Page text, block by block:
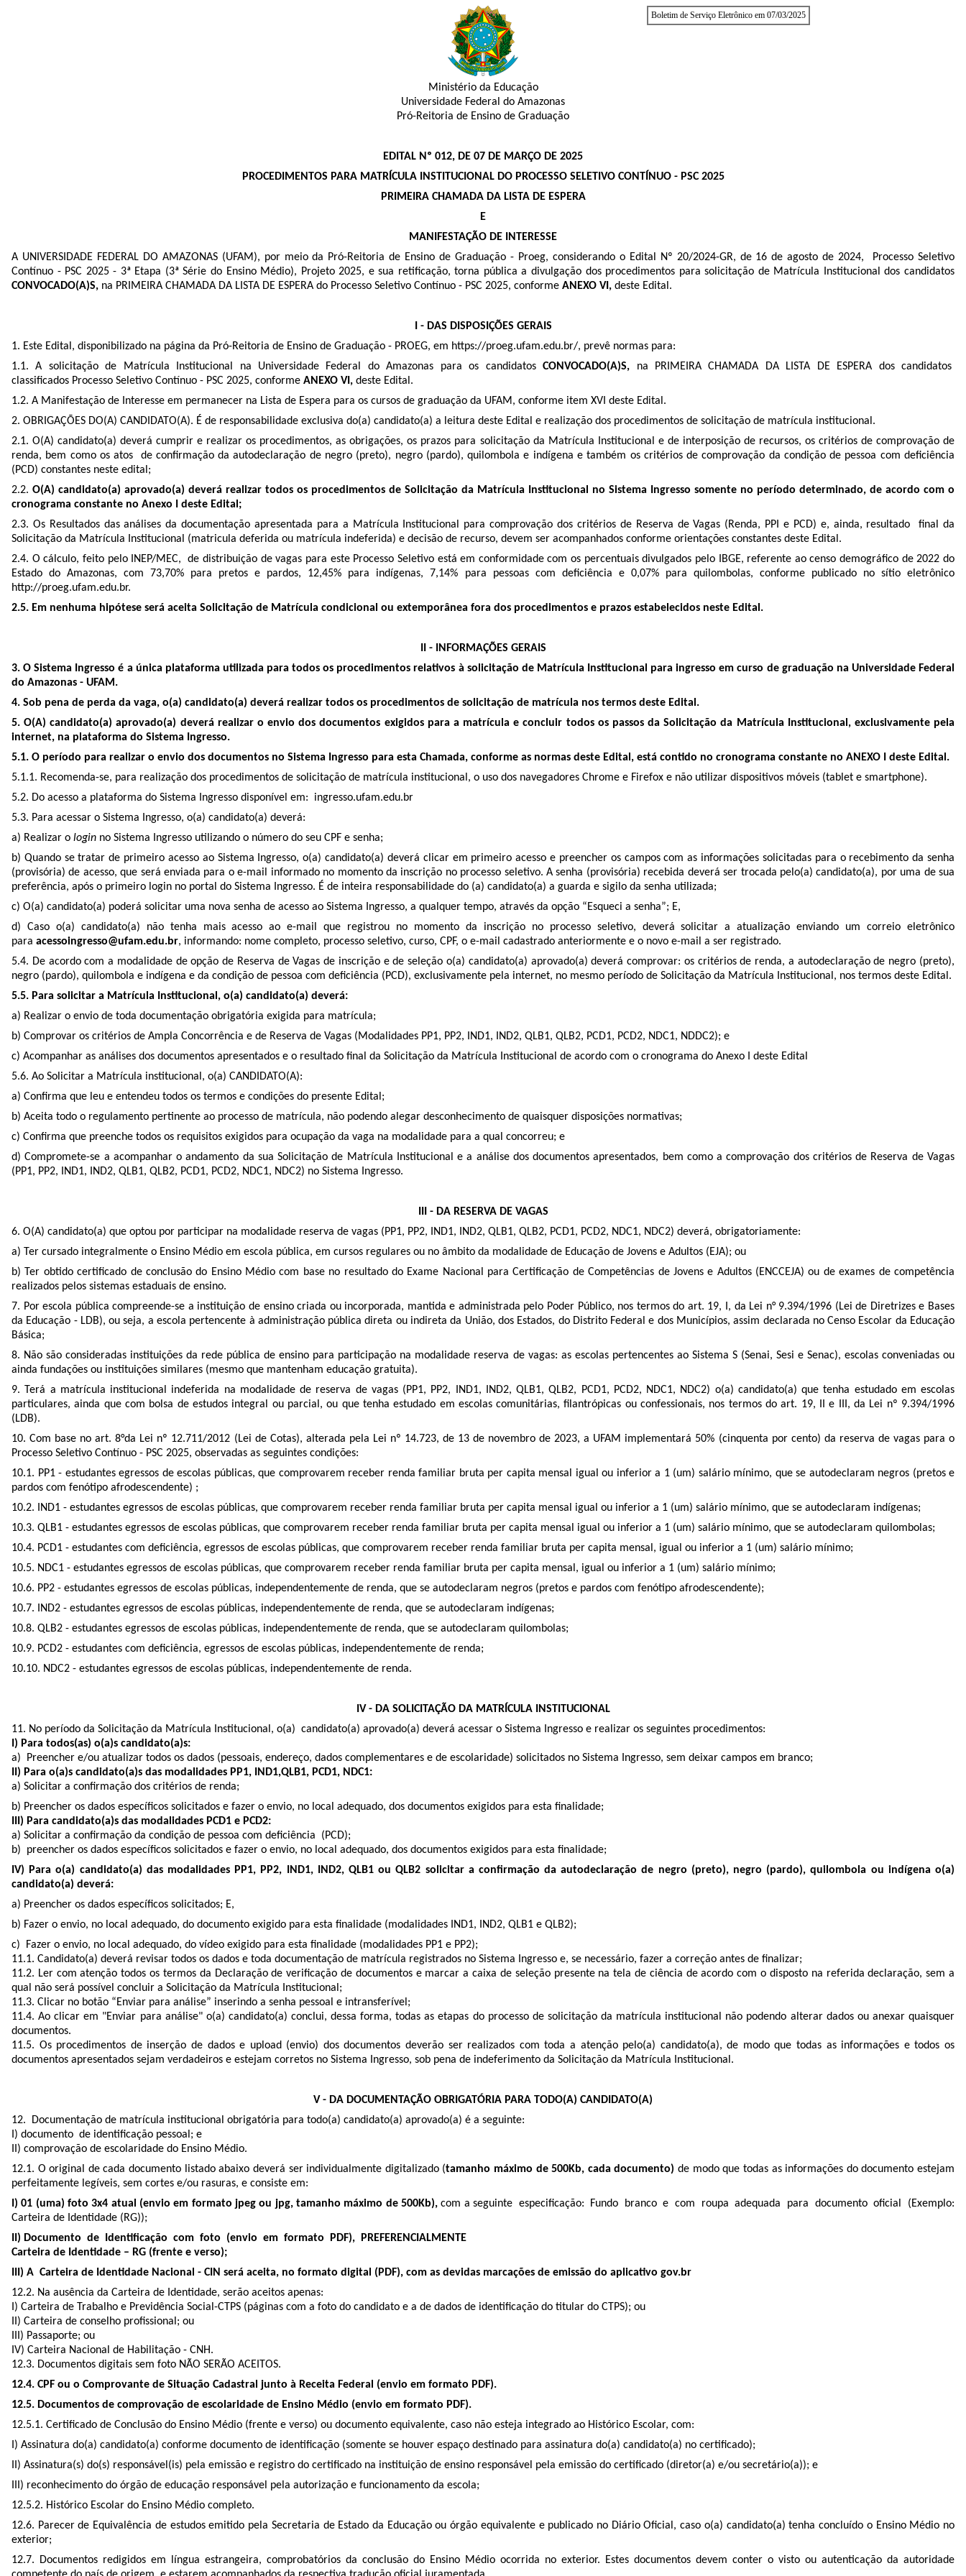
Boletim de Serviço Eletrônico em 07/03/2025
Ministério da Educação
Universidade Federal do Amazonas
Pró-Reitoria de Ensino de Graduação
EDITAL Nº 012, DE 07 DE MARÇO DE 2025
PROCEDIMENTOS PARA MATRÍCULA INSTITUCIONAL DO PROCESSO SELETIVO CONTÍNUO - PSC 2025
PRIMEIRA CHAMADA DA LISTA DE ESPERA
E
MANIFESTAÇÃO DE INTERESSE
A UNIVERSIDADE FEDERAL DO AMAZONAS (UFAM), por meio da Pró-Reitoria de Ensino de Graduação - Proeg, considerando o Edital Nº 20/2024-GR, de 16 de agosto de 2024, Processo Seletivo
Contínuo - PSC 2025 - 3ª Etapa (3ª Série do Ensino Médio), Projeto 2025, e sua retificação, torna pública a divulgação dos procedimentos para solicitação de Matrícula Institucional dos candidatos
CONVOCADO(A)S, na PRIMEIRA CHAMADA DA LISTA DE ESPERA do Processo Seletivo Contínuo - PSC 2025, conforme ANEXO VI, deste Edital.
I - DAS DISPOSIÇÕES GERAIS
1. Este Edital, disponibilizado na página da Pró-Reitoria de Ensino de Graduação - PROEG, em https://proeg.ufam.edu.br/, prevê normas para:
1.1. A solicitação de Matrícula Institucional na Universidade Federal do Amazonas paraos candidatosCONVOCADO(A)S, na PRIMEIRA CHAMADA DA LISTA DE ESPERA dos candidatos
classificados Processo Seletivo Contínuo - PSC 2025, conforme ANEXO VI, deste Edital.
1.2. A Manifestação de Interesse em permanecer na Lista de Espera para os cursos de graduação da UFAM, conforme item XVI deste Edital .
2. OBRIGAÇÕES DO(A) CANDIDATO(A). É de responsabilidade exclusiva do(a) candidato(a) a leitura deste Edital e realização dos procedimentos de solicitação de matrícula institucional.
2.1. O(A) candidato(a) deverácumprir e realizar os procedimentos, as obrigações, os prazos para solicitação da Matrícula Institucional e de interposição de recursos, os critérios de comprovação de
renda, bem como os atos de conﬁrmação da autodeclaração de negro (preto), negro (pardo), quilombola e indígena e também os critérios de comprovação da condição de pessoa com deﬁciência
(PCD) constantes neste edital;
2.2. O(A) candidato(a) aprovado(a) deverá realizar todos os procedimentos de Solicitação da Matrícula Institucional no Sistema Ingresso somente no período determinado, de acordo com o
cronograma constante no Anexo I deste Edital;
2.3. Os Resultados das análises da documentação apresentada para a Matrícula Institucional para comprovação dos critérios de Reserva de Vagas (Renda, PPI e PCD) e, ainda, resultado ﬁnal da
Solicitação da Matrícula Institucional (matricula deferida ou matrícula indeferida) e decisão de recurso, devem ser acompanhados conforme orientações constantes deste Edital.
2.4. O cálculo, feito pelo INEP/MEC, de distribuição de vagas para este Processo Seletivo está em conformidade com os percentuais divulgados pelo IBGE, referente ao censo demográfico de 2022do
Estado do Amazonas, com 73,70% para pretos e pardos, 12,45% para indígenas, 7,14% para pessoas com deficiência e 0,07% para quilombolas, conforme publicado no sítio eletrônico
http://proeg.ufam.edu.br.
2.5. Em nenhuma hipótese será aceita Solicitação de Matrícula condicional ou extemporânea fora dos procedimentos e prazos estabelecidos neste Edital.
II - INFORMAÇÕES GERAIS
3. O Sistema Ingresso é a única plataforma utilizada para todos os procedimentos relativos à solicitação de Matrícula Institucional para ingresso em curso de graduação na Universidade Federal
do Amazonas - UFAM.
4. Sob pena de perda da vaga, o(a) candidato(a) deverá realizar todos os procedimentos de solicitação de matrícula nos termos deste Edital.
5. O(A) candidato(a) aprovado(a) deverá realizar o envio dos documentos exigidos para a matrícula e concluir todos os passos da Solicitação da Matrícula Institucional, exclusivamente pela
internet, na plataforma do Sistema Ingresso.
5.1. O período para realizar o envio dos documentos no Sistema Ingresso para esta Chamada, conforme as normas deste Edital, está contido no cronograma constante no ANEXO I deste Edital.
5.1.1. Recomenda-se, para realização dos procedimentos de solicitação de matrícula institucional, o uso dos navegadores Chrome e Firefox e não utilizar dispositivos móveis (tablet e smartphone).
5.2. Do acesso a plataforma do Sistema Ingresso disponível em: ingresso.ufam.edu.br
5.3. Para acessar o Sistema Ingresso, o(a) candidato(a) deverá:
a) Realizar o login no Sistema Ingresso utilizando o número do seu CPF e senha;
b) Quando se tratar de primeiro acesso ao Sistema Ingresso, o(a) candidato(a) deverá clicar em primeiro acesso e preencher os campos com as informações solicitadas para o recebimento da senha
(provisória) de acesso, que será enviada para o e-mail informado no momento da inscrição no processo seletivo. A senha (provisória) recebida deverá ser trocada pelo(a) candidato(a), por uma de sua
preferência, após o primeiro login no portal do Sistema Ingresso. É de inteira responsabilidade do (a) candidato(a) a guarda e sigilo da senha utilizada;
c) O(a) candidato(a) poderá solicitar uma nova senha de acesso ao Sistema Ingresso, a qualquer tempo, através da opção “Esqueci a senha”; E,
d) Caso o(a) candidato(a) não tenha mais acesso ao e-mail que registrou no momento da inscrição no processo seletivo, deverá solicitar a atualização enviando um correio eletrônico
para acessoingresso@ufam.edu.br, informando: nome completo, processo seletivo, curso, CPF, o e-mail cadastrado anteriormente e o novo e-mail a ser registrado.
5.4. De acordo com a modalidade de opção de Reserva de Vagas de inscrição e de seleção o(a) candidato(a) aprovado(a) deverá comprovar: os critérios de renda, a autodeclaração de negro (preto),
negro (pardo), quilombola e indígena e da condição de pessoa com deficiência (PCD), exclusivamente pela internet, no mesmo período de Solicitação da Matrícula Institucional, nos termos deste Edital.
5.5. Para solicitar a Matrícula Institucional, o(a) candidato(a) deverá:
a) Realizar o envio de toda documentação obrigatória exigida para matrícula;
b) Comprovar os critérios de Ampla Concorrência e de Reserva de Vagas (Modalidades PP1, PP2, IND1, IND2, QLB1, QLB2, PCD1, PCD2, NDC1, NDDC2); e
c) Acompanhar as análises dos documentos apresentados e o resultado final da Solicitação da Matrícula Institucional de acordo com o cronograma do Anexo I deste Edital
5.6. Ao Solicitar a Matrícula institucional, o(a) CANDIDATO(A):
a) Confirma que leu e entendeu todos os termos e condições do presente Edital;
b) Aceita todo o regulamento pertinente ao processo de matrícula, não podendo alegar desconhecimento de quaisquer disposições normativas;
c) Confirma que preenche todos os requisitos exigidos para ocupação da vaga na modalidade para a qual concorreu; e
d) Compromete-se a acompanhar o andamento da sua Solicitação de Matrícula Institucional e a análise dos documentos apresentados, bem como a comprovação dos critérios de Reserva de Vagas
(PP1, PP2, IND1, IND2, QLB1, QLB2, PCD1, PCD2, NDC1, NDC2) no Sistema Ingresso.
III - DA RESERVA DE VAGAS
6. O(A) candidato(a) que optou por participar na modalidade reserva de vagas (PP1, PP2, IND1, IND2, QLB1, QLB2, PCD1, PCD2, NDC1, NDC2) deverá, obrigatoriamente:
a) Ter cursado integralmente o Ensino Médio em escola pública, em cursos regulares ou no âmbito da modalidade de Educação de Jovens e Adultos (EJA); ou
b) Ter obtido certificado de conclusão do Ensino Médio com base no resultado do Exame Nacional para Certificação de Competências de Jovens e Adultos (ENCCEJA) ou de exames de competência
realizados pelos sistemas estaduais de ensino.
7. Por escola pública compreende-se a instituição de ensino criada ou incorporada, mantida e administrada pelo Poder Público, nos termos do art. 19, I, da Lei n° 9.394/1996 (Lei de Diretrizes e Bases
da Educação - LDB), ou seja, a escola pertencente à administração pública direta ou indireta da União, dos Estados, do Distrito Federal e dos Municípios, assim declarada no Censo Escolar da Educação
Básica;
8. Não são consideradas instituições da rede pública de ensino para participação na modalidade reserva de vagas: as escolas pertencentes ao Sistema S (Senai, Sesi e Senac), escolas conveniadas ou
ainda fundações ou instituições similares (mesmo que mantenham educação gratuita).
9. Terá a matrícula institucional indeferida na modalidade de reserva de vagas (PP1, PP2, IND1, IND2, QLB1, QLB2, PCD1, PCD2, NDC1, NDC2) o(a) candidato(a) que tenha estudado em escolas
particulares, ainda que com bolsa de estudos integral ou parcial, ou que tenha estudado em escolas comunitárias, filantrópicas ou confessionais, nos termos do art. 19, II e III, da Lei nº 9.394/1996
(LDB).
10. Com base no art. 8°da Lei nº 12.711/2012 (Lei de Cotas), alterada pela Lei nº 14.723, de 13 de novembro de 2023, a UFAM implementará 50% (cinquenta por cento) da reserva de vagas para o
Processo Seletivo Contínuo - PSC 2025, observadas as seguintes condições:
10.1. PP1 - estudantes egressos de escolas públicas, que comprovarem receber renda familiar bruta per capita mensal igual ou inferior a 1 (um) salário mínimo, que se autodeclaram negros (pretos e
pardos com fenótipo afrodescendente) ;
10.2. IND1 - estudantes egressos de escolas públicas, que comprovarem receber renda familiar bruta per capita mensal igual ou inferior a 1 (um) salário mínimo, que se autodeclaram indígenas;
10.3. QLB1 - estudantes egressos de escolas públicas, que comprovarem receber renda familiar bruta per capita mensal igual ou inferior a 1 (um) salário mínimo, que se autodeclaram quilombolas;
10.4. PCD1 - estudantes com deficiência, egressos de escolas públicas, que comprovarem receber renda familiar bruta per capita mensal, igual ou inferior a 1 (um) salário mínimo;
10.5. NDC1 - estudantes egressos de escolas públicas, que comprovarem receber renda familiar bruta per capita mensal, igual ou inferior a 1 (um) salário mínimo;
10.6. PP2 - estudantes egressos de escolas públicas, independentemente de renda, que se autodeclaram negros (pretos e pardos com fenótipo afrodescendente);
10.7. IND2 - estudantes egressos de escolas públicas, independentemente de renda, que se autodeclaram indígenas;
10.8. QLB2 - estudantes egressos de escolas públicas, independentemente de renda, que se autodeclaram quilombolas;
10.9. PCD2 - estudantes com deficiência, egressos de escolas públicas, independentemente de renda;
10.10. NDC2 - estudantes egressos de escolas públicas, independentemente de renda.
IV - DA SOLICITAÇÃO DA MATRÍCULA INSTITUCIONAL
11. No período da Solicitação da Matrícula Institucional, o(a) candidato(a) aprovado(a) deverá acessar o Sistema Ingresso e realizar os seguintes procedimentos:
I) Para todos(as) o(a)s candidato(a)s:
a) Preencher e/ou atualizar todos os dados (pessoais, endereço, dados complementares e de escolaridade) solicitados no Sistema Ingresso, sem deixar campos em branco;
II) Para o(a)s candidato(a)s das modalidades PP1, IND1,QLB1, PCD1, NDC1:
a) Solicitar a conﬁrmação dos critérios de renda;
b) Preencher os dados especíﬁcos solicitados e fazer o envio, no local adequado, dos documentos exigidos para esta ﬁnalidade;
III) Para candidato(a)s das modalidades PCD1 e PCD2:
a) Solicitar a conﬁrmação da condição de pessoa com deﬁciência (PCD);
b) preencher os dados especíﬁcos solicitados e fazer o envio, no local adequado, dos documentos exigidos para esta ﬁnalidade;
IV) Para o(a) candidato(a) das modalidades PP1, PP2, IND1, IND2, QLB1 ou QLB2 solicitar a conﬁrmação da autodeclaração de negro (preto), negro (pardo), quilombola ou indígena o(a)
candidato(a) deverá:
a) Preencher os dados especíﬁcos solicitados; E,
b) Fazer o envio, no local adequado, do documento exigido para esta ﬁnalidade (modalidades IND1, IND2, QLB1 e QLB2);
c) Fazer o envio, no local adequado, do vídeo exigido para esta ﬁnalidade (modalidades PP1 e PP2);
11.1. Candidato(a) deverá revisar todos os dados e toda documentação de matrícula registrados no Sistema Ingresso e, se necessário, fazer a correção antes de ﬁnalizar;
11.2. Ler com atenção todos os termos da Declaração de veriﬁcação de documentos e marcar a caixa de seleção presente na tela de ciência de acordo com o disposto na referida declaração, sem a
qual não será possível concluir a Solicitação da Matrícula Institucional;
11.3. Clicar no botão “Enviar para análise” inserindo a senha pessoal e intransferível;
11.4. Ao clicar em "Enviar para análise" o(a) candidato(a) conclui, dessa forma, todas as etapas do processo de solicitação da matrícula institucional não podendo alterar dados ou anexar quaisquer
documentos.
11.5. Os procedimentos de inserção de dados e upload (envio) dos documentos deverão ser realizados com toda a atenção pelo(a) candidato(a), de modo que todas as informações e todos os
documentos apresentados sejam verdadeiros e estejam corretos no Sistema Ingresso, sob pena de indeferimento da Solicitação da Matrícula Institucional.
V - DA DOCUMENTAÇÃO OBRIGATÓRIA PARA TODO(A) CANDIDATO(A)
12. Documentação de matrícula institucional obrigatória para todo(a) candidato(a) aprovado(a) é a seguinte:
I) documento de identiﬁcação pessoal; e
II) comprovação de escolaridade do Ensino Médio.
12.1. O original de cada documento listado abaixo deverá ser individualmente digitalizado (tamanho máximo de 500Kb, cada documento)de modo que todas as informações do documento estejam
perfeitamente legíveis, sem cortes e/ou rasuras, e consiste em:
I) 01 (uma) foto 3x4 atual (envio em formato jpeg ou jpg, tamanho máximo de 500Kb),com a seguinte especiﬁcação: Fundo branco e com roupa adequada para documento oﬁcial (Exemplo:
Carteira de Identidade (RG));
II) Documento de Identiﬁcação com foto (envio em formato PDF), PREFERENCIALMENTE
Carteira de Identidade – RG (frente e verso);
III) A Carteira de Identidade Nacional - CIN será aceita, no formato digital (PDF), com as devidas marcações de emissão do aplicativo gov.br
12.2. Na ausência da Carteira de Identidade, serão aceitos apenas:
I) Carteira de Trabalho e Previdência Social-CTPS (páginas com a foto do candidato e a de dados de identiﬁcação do titular do CTPS); ou
II) Carteira de conselho proﬁssional; ou
III) Passaporte; ou
IV) Carteira Nacional de Habilitação - CNH.
12.3. Documentos digitais sem foto NÃO SERÃO ACEITOS.
12.4. CPF ou o Comprovante de Situação Cadastral junto à Receita Federal (envio em formato PDF).
12.5. Documentos de comprovação de escolaridade de Ensino Médio (envio em formato PDF).
12.5.1. Certificado de Conclusão do Ensino Médio (frente e verso) ou documento equivalente, caso não esteja integrado ao Histórico Escolar, com:
I) Assinatura do(a) candidato(a) conforme documento de identificação (somente se houver espaço destinado para assinatura do(a) candidato(a) no certificado);
II) Assinatura(s) do(s) responsável(is) pela emissão e registro do certificado na instituição de ensino responsável pela emissão do certificado (diretor(a) e/ou secretário(a)); e
III) reconhecimento do órgão de educação responsável pela autorização e funcionamento da escola;
12.5.2. Histórico Escolar do Ensino Médio completo.
12.6. Parecer de Equivalência de estudos emitido pela Secretaria de Estado da Educação ou órgão equivalente e publicado no Diário Oficial, caso o(a) candidato(a) tenha concluído o Ensino Médio no
exterior;
12.7. Documentos redigidos em língua estrangeira, comprobatórios da conclusão do Ensino Médio ocorrida no exterior. Estes documentos devem conter o visto ou autenticação da autoridade